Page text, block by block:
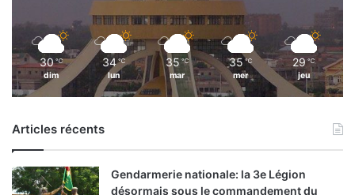
30 ℃
dim
34 ℃
lun
35 ℃
mar
35 ℃
mer
29 ℃
jeu
Articles récents
Gendarmerie nationale: la 3e Légion
désormais sous le commandement du